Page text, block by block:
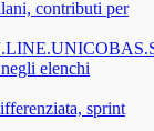
contributi per
elenchi
sprint